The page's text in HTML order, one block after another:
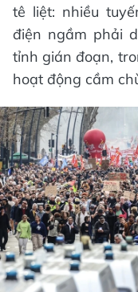
tê liệt: nhiều
điện ngầm phải
tỉnh gián đoạn,
hoạt động cầm